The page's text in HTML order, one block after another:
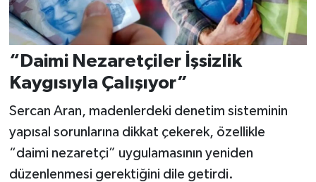
“Daimi Nezaretçiler İşsizlik
Kaygısıyla Çalışıyor”
Sercan Aran, madenlerdeki denetim sisteminin
yapısal sorunlarına dikkat çekerek, özellikle
“daimi nezaretçi” uygulamasının yeniden
düzenlenmesi gerektiğini dile getirdi.